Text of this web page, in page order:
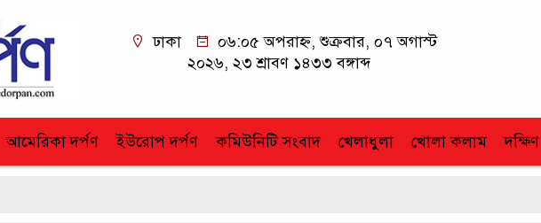
ঢাকা
০৬:০৫ অপরাহ্ন, শুক্রবার, ০৭ অগাস্ট
২০২৬, ২৩ শ্রাবণ ১৪৩৩ বঙ্গাব্দ
আমেরিকা দর্পণ ইউরোপ দর্পণ কমিউনিটি সংবাদ খেলাধুলা খোলা কলাম